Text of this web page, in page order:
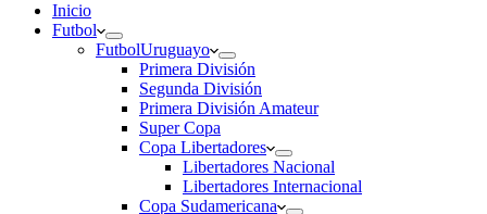
Inicio
Futbol
FutbolUruguayo
Primera División
Segunda División
Primera División Amateur
Super Copa
Copa Libertadores
Libertadores Nacional
Libertadores Internacional
Copa Sudamericana